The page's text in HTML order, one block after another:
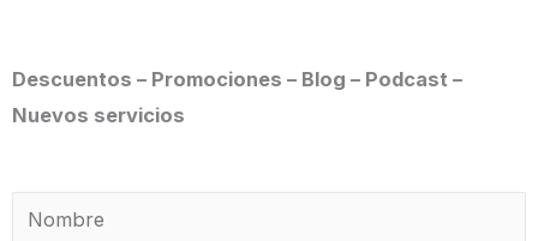
Descuentos – Promociones – Blog – Podcast –
Nuevos servicios